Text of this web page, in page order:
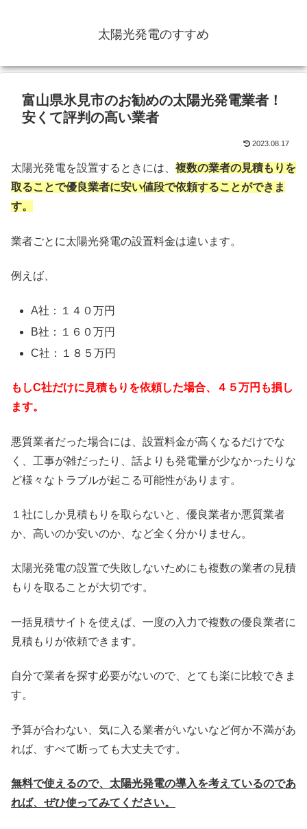
太陽光発電のすすめ
富山県氷見市のお勧めの太陽光発電業者！
安くて評判の高い業者
2023.08.17
太陽光発電を設置するときには、 複数の業者の見積もりを
取ることで優良業者に安い値段で依頼することができま
す。
業者ごとに太陽光発電の設置料金は違います。
例えば、
A社：１４０万円
B社：１６０万円
C社：１８５万円
もしC社だけに見積もりを依頼した場合、４５万円も損し
ます。
悪質業者だった場合には、設置料金が高くなるだけでな
く、工事が雑だったり、話よりも発電量が少なかったりな
ど様々なトラブルが起こる可能性があります。
１社にしか見積もりを取らないと、優良業者か悪質業者
か、高いのか安いのか、など全く分かりません。
太陽光発電の設置で失敗しないためにも複数の業者の見積
もりを取ることが大切です。
一括見積サイトを使えば、一度の入力で複数の優良業者に
見積もりが依頼できます。
自分で業者を探す必要がないので、とても楽に比較できま
す。
予算が合わない、気に入る業者がいないなど何か不満があ
れば、すべて断っても大丈夫です。
無料で使えるので、太陽光発電の導入を考えているのであ
れば、ぜひ使ってみてください。